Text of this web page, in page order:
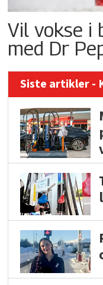
Vil vokse i
med Dr
Siste artikler -